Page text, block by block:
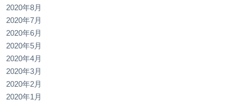
2020年8月
2020年7月
2020年6月
2020年5月
2020年4月
2020年3月
2020年2月
2020年1月